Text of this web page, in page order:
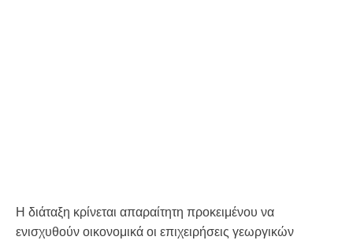
Η διάταξη κρίνεται απαραίτητη προκειμένου να
ενισχυθούν οικονομικά οι επιχειρήσεις γεωργικών